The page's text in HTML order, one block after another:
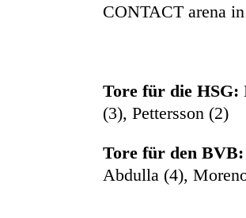
CONTACT arena
Tore für die HSG:
(3), Pettersson (2)
Tore für den BVB:
Abdulla (4),